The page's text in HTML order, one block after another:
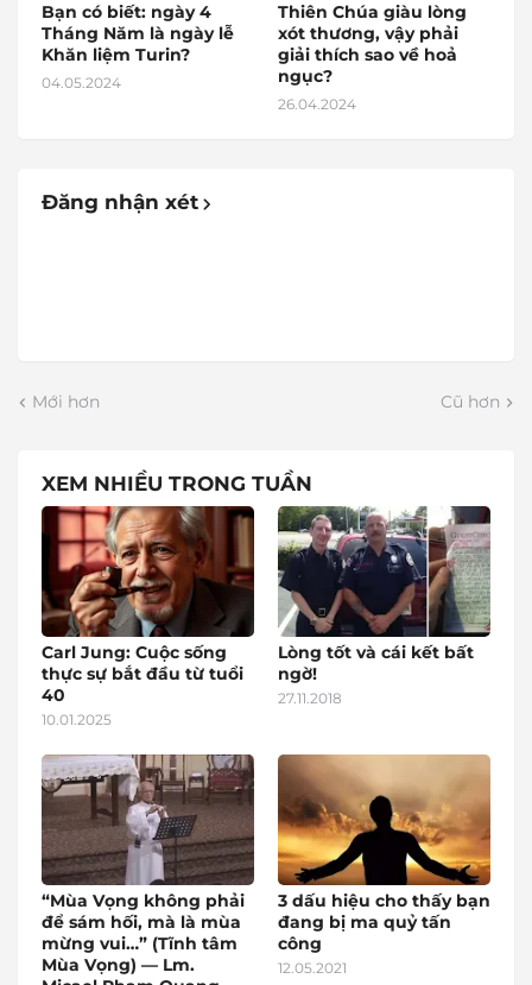
Bạn có biết: ngày 4
Tháng Năm là ngày lễ
Khăn liệm Turin?
04.05.2024
Thiên Chúa giàu lòng
xót thương, vậy phải
giải thích sao về hoả
ngục?
26.04.2024
Đăng nhận xét
Mới hơn Cũ hơn
XEM NHIỀU TRONG TUẦN
Carl Jung: Cuộc sống
thực sự bắt đầu từ tuổi
40
10.01.2025
Lòng tốt và cái kết bất
ngờ!
27.11.2018
“Mùa Vọng không phải
để sám hối, mà là mùa
mừng vui…” (Tĩnh tâm
Mùa Vọng) — Lm.
3 dấu hiệu cho thấy bạn
đang bị ma quỷ tấn
công
12.05.2021